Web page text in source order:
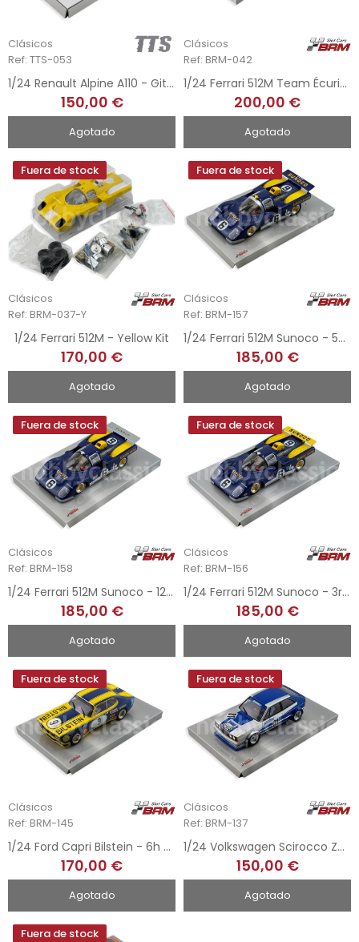
Clásicos
Ref: TTS-053
1/24 Renault Alpine A110 - Gitanes
150,00 €
Agotado
Clásicos
Ref: BRM-042
1/24 Ferrari 512M Team Écurie - 24h Le Mans 1971
200,00 €
Agotado
Fuera de stock
Clásicos
Ref: BRM-037-Y
1/24 Ferrari 512M - Yellow Kit
170,00 €
Agotado
Fuera de stock
Clásicos
Ref: BRM-157
1/24 Ferrari 512M Sunoco - 5h Watkins Glen 1971
185,00 €
Agotado
Fuera de stock
Clásicos
Ref: BRM-158
1/24 Ferrari 512M Sunoco - 12h Sebring 1971
185,00 €
Agotado
Fuera de stock
Clásicos
Ref: BRM-156
1/24 Ferrari 512M Sunoco - 3rd 24h Daytona 1971
185,00 €
Agotado
Fuera de stock
Clásicos
Ref: BRM-145
1/24 Ford Capri Bilstein - 6h Nurburgring 1973
170,00 €
Agotado
Fuera de stock
Clásicos
Ref: BRM-137
1/24 Volkswagen Scirocco Zender - DRM Nurburgring Eifelrennen 1978
150,00 €
Agotado
Fuera de stock